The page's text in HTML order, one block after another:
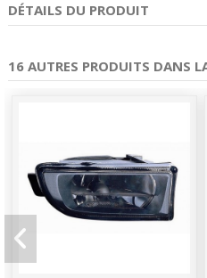
DÉTAILS DU PRODUIT
16 AUTRES PRODUITS DANS